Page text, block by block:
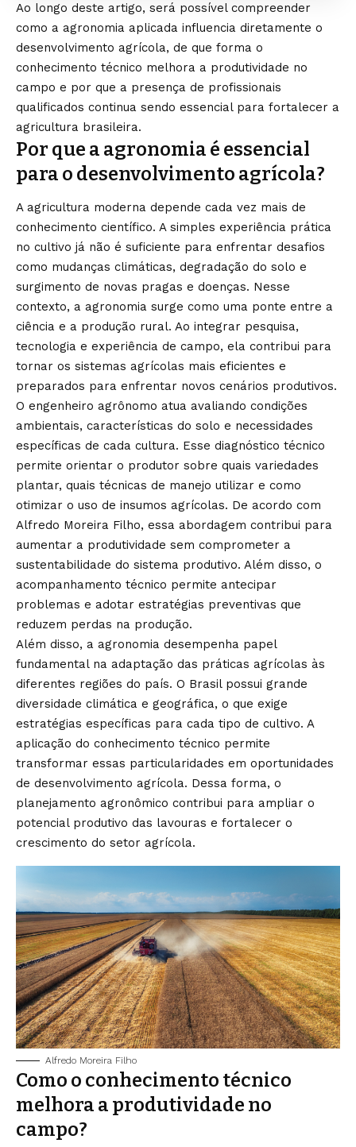
Ao longo deste artigo, será possível compreender
como a agronomia aplicada influencia diretamente o
desenvolvimento agrícola, de que forma o
conhecimento técnico melhora a produtividade no
campo e por que a presença de profissionais
qualificados continua sendo essencial para fortalecer a
agricultura brasileira.
Por que a agronomia é essencial
para o desenvolvimento agrícola?
A agricultura moderna depende cada vez mais de
conhecimento científico. A simples experiência prática
no cultivo já não é suficiente para enfrentar desafios
como mudanças climáticas, degradação do solo e
surgimento de novas pragas e doenças. Nesse
contexto, a agronomia surge como uma ponte entre a
ciência e a produção rural. Ao integrar pesquisa,
tecnologia e experiência de campo, ela contribui para
tornar os sistemas agrícolas mais eficientes e
preparados para enfrentar novos cenários produtivos.
O engenheiro agrônomo atua avaliando condições
ambientais, características do solo e necessidades
específicas de cada cultura. Esse diagnóstico técnico
permite orientar o produtor sobre quais variedades
plantar, quais técnicas de manejo utilizar e como
otimizar o uso de insumos agrícolas. De acordo com
Alfredo Moreira Filho, essa abordagem contribui para
aumentar a produtividade sem comprometer a
sustentabilidade do sistema produtivo. Além disso, o
acompanhamento técnico permite antecipar
problemas e adotar estratégias preventivas que
reduzem perdas na produção.
Além disso, a agronomia desempenha papel
fundamental na adaptação das práticas agrícolas às
diferentes regiões do país. O Brasil possui grande
diversidade climática e geográfica, o que exige
estratégias específicas para cada tipo de cultivo. A
aplicação do conhecimento técnico permite
transformar essas particularidades em oportunidades
de desenvolvimento agrícola. Dessa forma, o
planejamento agronômico contribui para ampliar o
potencial produtivo das lavouras e fortalecer o
crescimento do setor agrícola.
Alfredo Moreira Filho
Como o conhecimento técnico
melhora a produtividade no
campo?